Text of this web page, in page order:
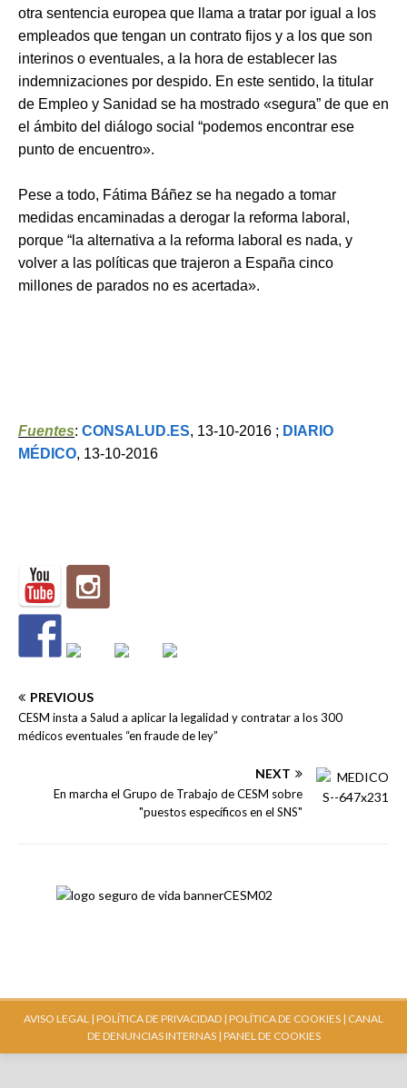
otra sentencia europea que llama a tratar por igual a los
empleados que tengan un contrato fijos y a los que son
interinos o eventuales, a la hora de establecer las
indemnizaciones por despido. En este sentido, la titular
de Empleo y Sanidad se ha mostrado «segura” de que en
el ámbito del diálogo social “podemos encontrar ese
punto de encuentro».
Pese a todo, Fátima Báñez se ha negado a tomar
medidas encaminadas a derogar la reforma laboral,
porque “la alternativa a la reforma laboral es nada, y
volver a las políticas que trajeron a España cinco
millones de parados no es acertada».
Fuentes: CONSALUD.ES, 13-10-2016 ; DIARIO
MÉDICO, 13-10-2016
PREVIOUS
CESM insta a Salud a aplicar la legalidad y contratar a los 300
médicos eventuales “en fraude de ley”
NEXT
En marcha el Grupo de Trabajo de CESM sobre
"puestos específicos en el SNS"
AVISO LEGAL | POLÍTICA DE PRIVACIDAD | POLÍTICA DE COOKIES | CANAL
DE DENUNCIAS INTERNAS| PANEL DE COOKIES